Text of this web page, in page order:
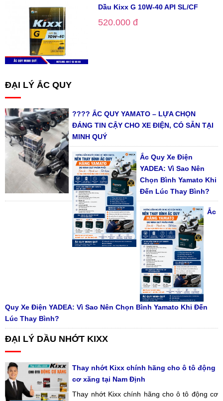
Dầu Kixx G 10W-40 API SL/CF
520.000 đ
ĐẠI LÝ ẮC QUY
???? ẮC QUY YAMATO – LỰA CHỌN
ĐÁNG TIN CẬY CHO XE ĐIỆN, CÓ SẴN TẠI
MINH QUÝ
Ắc Quy Xe Điện
YADEA: Vì Sao Nên
Chọn Bình Yamato Khi
Đến Lúc Thay Bình?
Ắc
Quy Xe Điện YADEA: Vì Sao Nên Chọn Bình Yamato Khi Đến
Lúc Thay Bình?
ĐẠI LÝ DẦU NHỚT KIXX
Thay nhớt Kixx chính hãng cho ô tô động
cơ xăng tại Nam Định
Thay nhớt Kixx chính hãng cho ô tô động cơ